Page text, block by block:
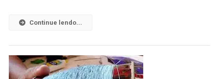
Continue lendo...